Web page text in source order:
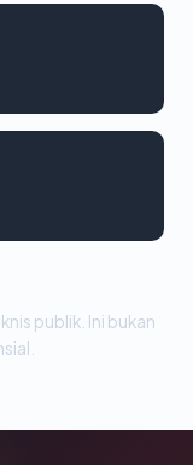
publik. Ini bukan